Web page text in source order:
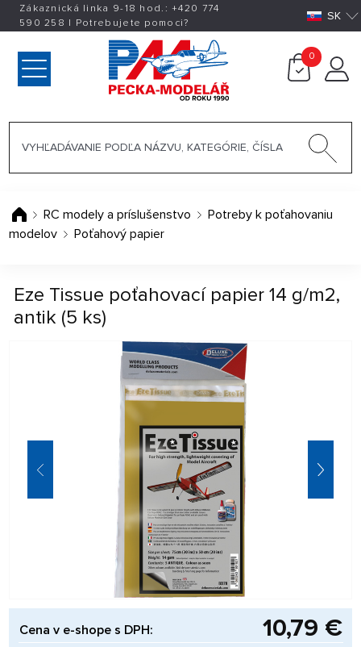
Zákaznická linka 9-18 hod.:+420 774
590 258 | Potrebujete pomoci? SK
0
RC modely a príslušenstvo
Potreby k poťahovaniu
modelov
Poťahový papier
Eze Tissue poťahovací papier 14 g/m2,
antik (5 ks)
Cena v e-shope s DPH: 10,79 €